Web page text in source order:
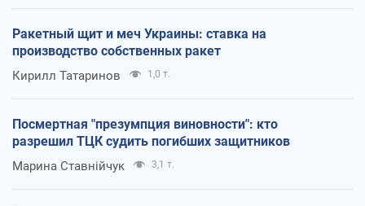
Ракетный щит и меч Украины: ставка на
производство собственных ракет
Кирилл Татаринов 1,0 т.
Посмертная "презумпция виновности": кто
разрешил ТЦК судить погибших защитников
Марина Ставнійчук 3,1 т.